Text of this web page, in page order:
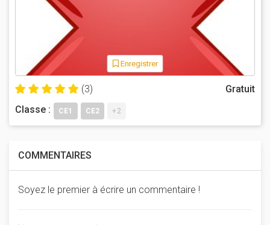
Enregistrer
(3)
Gratuit
Classe :
CE1 CE2 +2
COMMENTAIRES
Soyez le premier à écrire un commentaire !